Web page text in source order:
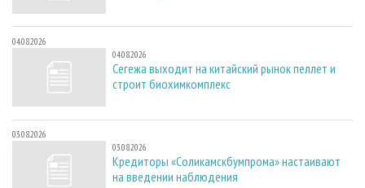
04.08.2026
04.08.2026
Сегежа выходит на китайский рынок пеллет и
строит биохимкомплекс
03.08.2026
03.08.2026
Кредиторы «Соликамскбумпрома» настаивают
на введении наблюдения